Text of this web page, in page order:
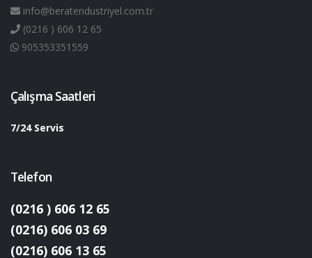
info@beratendustriyel.com.tr
(0216 ) 606 12 65
905353351559
Çalışma Saatleri
7/24 Servis
Telefon
(0216 ) 606 12 65
(0216) 606 03 69
(0216) 606 13 65